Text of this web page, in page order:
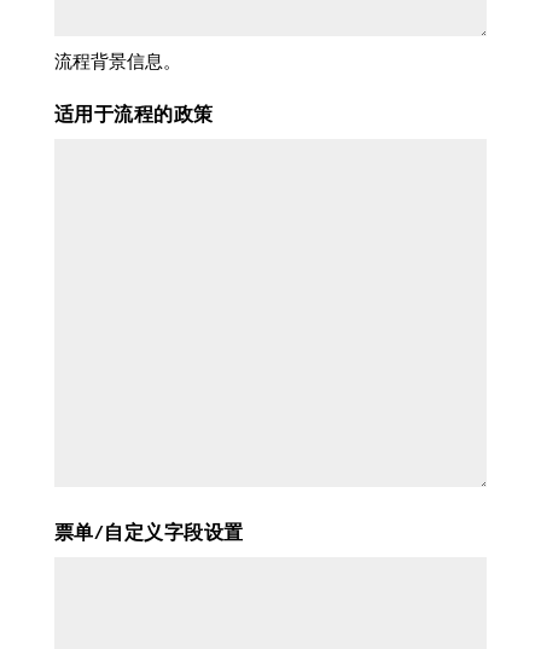
流程背景信息。
适用于流程的政策
票单/自定义字段设置